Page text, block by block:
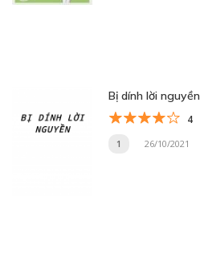
Bị dính lời nguyền
4
1 26/10/2021